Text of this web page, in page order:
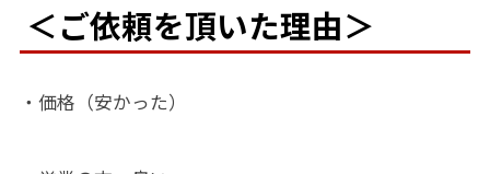
＜ご依頼を頂いた理由＞
・価格（安かった）